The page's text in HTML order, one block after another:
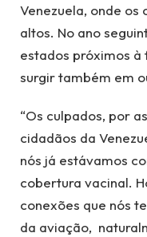
Venezuela, onde os
altos. No ano
estados próximos
surgir também em
“Os culpados, por
cidadãos da
nós já estávamos
cobertura vacinal.
conexões que nós
da aviação,